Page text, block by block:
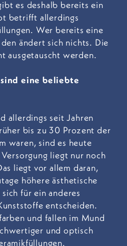
es deshalb bereits ein
betrifft allerdings
Wer bereits eine
ändert sich nichts. Die
ausgetauscht werden.
eine beliebte
allerdings seit Jahren
bis zu 30 Prozent der
waren, sind es heute
liegt nur noch
liegt vor allem daran,
höhere ästhetische
für ein anderes
entscheiden.
und fallen im Mund
und optisch